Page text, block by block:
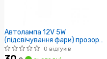
Автолампа 12V 5W
(підсвічування фари) прозора
Universal
0 відгуків